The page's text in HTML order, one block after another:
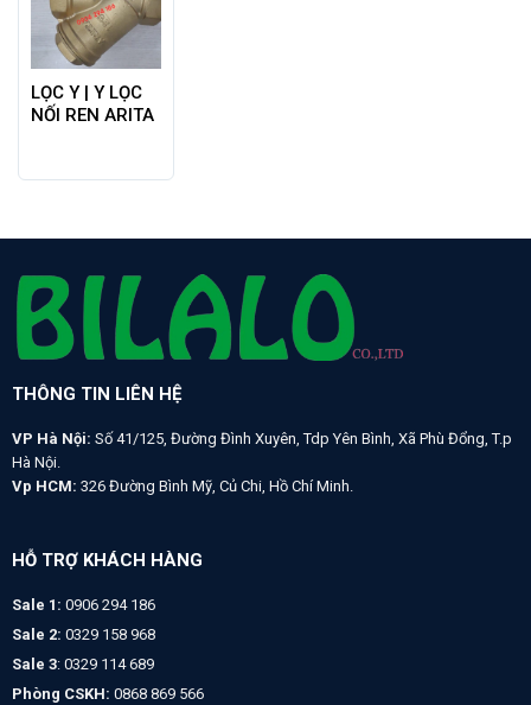
LỌC Y | Y LỌC
NỐI REN ARITA
THÔNG TIN LIÊN HỆ
VP Hà Nội: Số 41/125, Đường Đình Xuyên, Tdp Yên Bình, Xã Phù Đổng, T.p
Hà Nội.
Vp HCM: 326 Đường Bình Mỹ, Củ Chi, Hồ Chí Minh.
HỖ TRỢ KHÁCH HÀNG
Sale 1: 0906 294 186
Sale 2: 0329 158 968
Sale 3: 0329 114 689
Phòng CSKH: 0868 869 566